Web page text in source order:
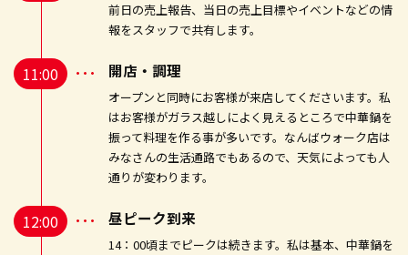
前日の売上報告、当日の売上目標やイベントなどの情
報をスタッフで共有します。
11:00 開店・調理
オープンと同時にお客様が来店してくださいます。私
はお客様がガラス越しによく見えるところで中華鍋を
振って料理を作る事が多いです。なんばウォーク店は
みなさんの生活通路でもあるので、天気によっても人
通りが変わります。
12:00 昼ピーク到来
14：00頃までピークは続きます。私は基本、中華鍋を